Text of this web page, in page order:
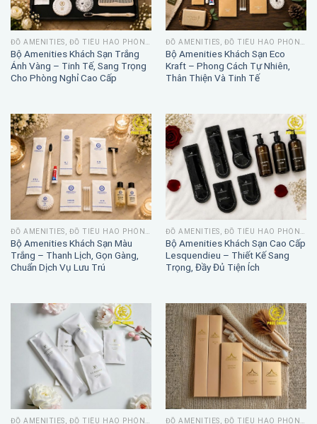
Bộ Amenities Khách Sạn Trắng
Ánh Vàng – Tinh Tế, Sang Trọng
Cho Phòng Nghỉ Cao Cấp
Bộ Amenities Khách Sạn Eco
Kraft – Phong Cách Tự Nhiên,
Thân Thiện Và Tinh Tế
Bộ Amenities Khách Sạn Màu
Trắng – Thanh Lịch, Gọn Gàng,
Chuẩn Dịch Vụ Lưu Trú
Bộ Amenities Khách Sạn Cao Cấp
Lesquendieu – Thiết Kế Sang
Trọng, Đầy Đủ Tiện Ích